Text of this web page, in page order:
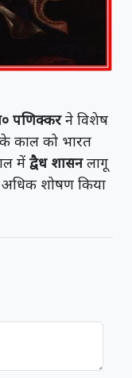
पणिक्करने विशेष
काल को भारत
में द्वैध शासनलागू
अधिक शोषण किया